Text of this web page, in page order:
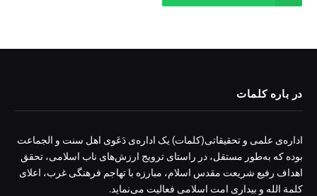
در باره کلمات
اداره‌ی علمی و تحقیقاتی(کلمات) یک اداره‌ی دَعَوی اهل سنت و الجماعت
بوده که به‌طور مستقل، در راستای ترویج ارزش‌های ناب اسلامی، تحقق
اهداف رفیع شریعت مقدس اسلام، مبارزه با تهاجم فرهنگی غرب، اعلای
کلمة الله و بیداری امت اسلامی فعالیت می‌نماید.